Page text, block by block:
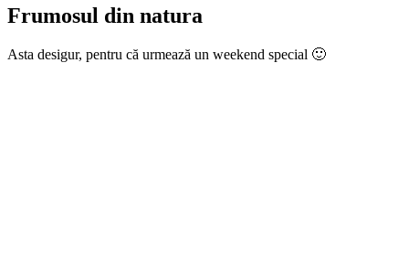
Frumosul din natura
Asta desigur, pentru că urmează un weekend special 🙂